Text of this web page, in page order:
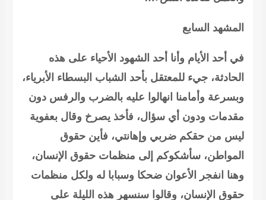
المشهد السابع
في أحد الأيام وأنا أحد الشهود الأحياء على هذه
الحادثة، جيء للمعتقل بأحد الشباب البسطاء الأبرياء،
وبسرعة وأمامنا انهالوا عليه بالضرب والرفس دون
مقدمات ودون أي سؤال، فأخذ يصرخ وقال بعفوية
ليس من حقكم ضربي وإهانتي، فأين حقوق
المواطن، سأشكوكم إلى منظمات حقوق الإنسان،
وهنا انفجر الأعوان ضحكا وسبابا له ولكل منظمات
حقوق الإنسان، وقالوا سنسهر هذه الليلة على